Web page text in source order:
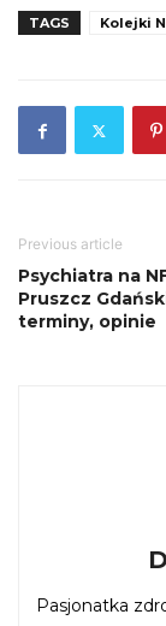
TAGS Kolejki
Previous article
Psychiatra na
Pruszcz
terminy, opinie
Pasjonatka